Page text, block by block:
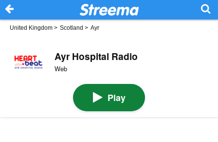
United Kingdom > Scotland > Ayr
Ayr Hospital Radio
Web
Play